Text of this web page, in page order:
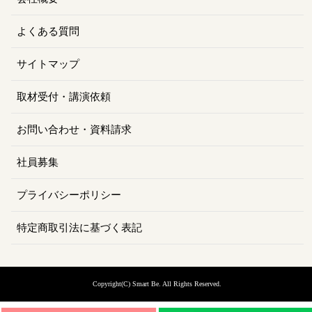
よくある質問
サイトマップ
取材受付・講演依頼
お問い合わせ・資料請求
社員募集
プライバシーポリシー
特定商取引法に基づく表記
Copyright(C) Smart Be . All Rights Reserved.